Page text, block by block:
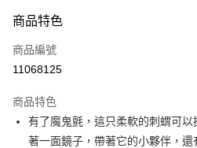
Apple Pay
ATM付款
新航貨運
每筆NT$150，滿NT$1,000(含以上)
商品特色
商品編號
11068125
商品特色
有了魔鬼氈，這只柔軟的刺蝟可
著一面鏡子，帶著它的小夥伴，還